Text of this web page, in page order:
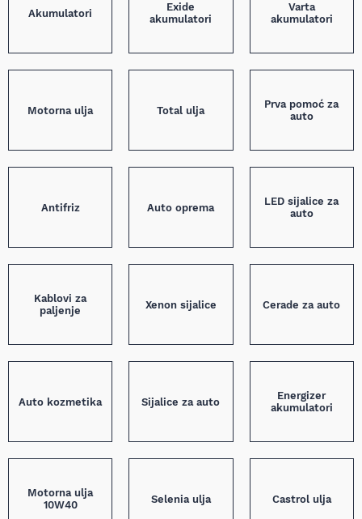
Akumulatori
Exide
akumulatori
Varta
akumulatori
Motorna ulja Total ulja
Prva pomoć za
auto
Antifriz Auto oprema
LED sijalice za
auto
Kablovi za
paljenje
Xenon sijalice Cerade za auto
Auto kozmetika Sijalice za auto
Energizer
akumulatori
Motorna ulja
10W40
Selenia ulja Castrol ulja